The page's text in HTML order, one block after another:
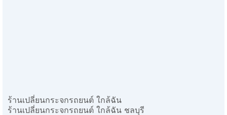
ร้านเปลี่ยนกระจกรถยนต์ ใกล้ฉัน
ร้านเปลี่ยนกระจกรถยนต์ ใกล้ฉัน ชลบุรี